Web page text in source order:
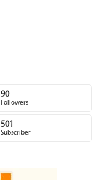
90
Followers
501
Subscriber